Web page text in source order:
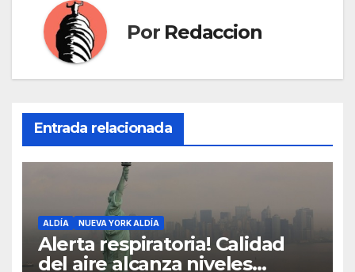
Por Redaccion
Entrada relacionada
ALDÍA NUEVA YORK ALDÍA
Alerta respiratoria! Calidad
del aire alcanza niveles